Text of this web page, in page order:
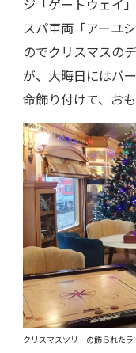
スパ車両「アーユ
のでクリスマスの
が、大晦日にはバ
命飾り付けて、お
クリスマスツリーの飾られた